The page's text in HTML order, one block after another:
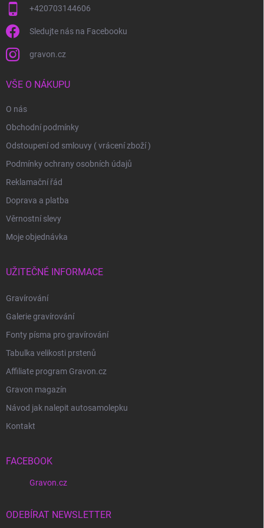
+420703144606
Sledujte nás na Facebooku
gravon.cz
VŠE O NÁKUPU
O nás
Obchodní podmínky
Odstoupení od smlouvy ( vrácení zboží )
Podmínky ochrany osobních údajů
Reklamační řád
Doprava a platba
Věrnostní slevy
Moje objednávka
UŽITEČNÉ INFORMACE
Gravírování
Galerie gravírování
Fonty písma pro gravírování
Tabulka velikosti prstenů
Affiliate program Gravon.cz
Gravon magazín
Návod jak nalepit autosamolepku
Kontakt
FACEBOOK
Gravon.cz
ODEBÍRAT NEWSLETTER